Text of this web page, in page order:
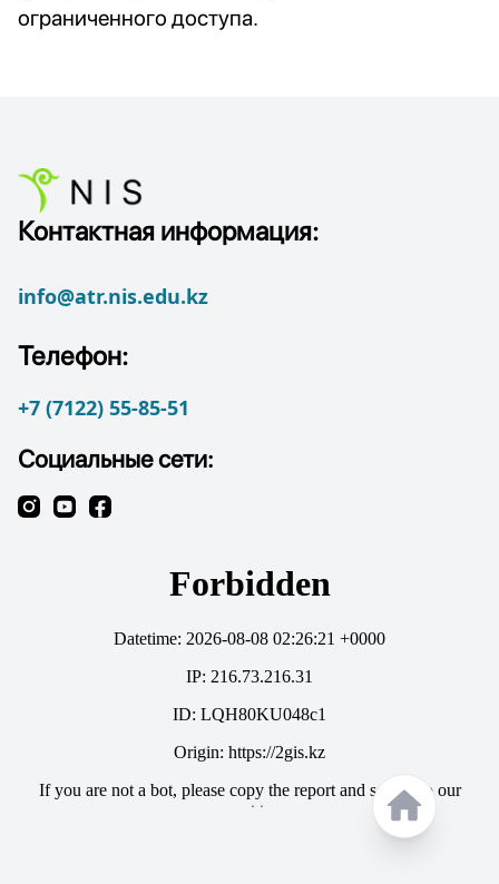
ограниченного доступа.
Контактная информация:
info@atr.nis.edu.kz
Телефон:
+7 (7122) 55-85-51
Социальные сети: